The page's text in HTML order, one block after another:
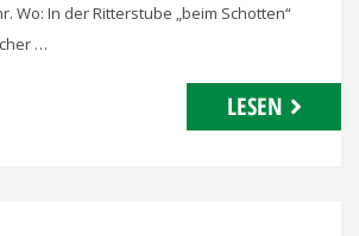
Wo: In der Ritterstube „beim Schotten“
…
LESEN